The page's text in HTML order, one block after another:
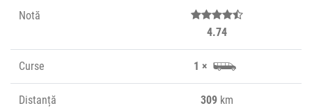
Notă
4.74
Curse 1 ×
Distanță 309 km